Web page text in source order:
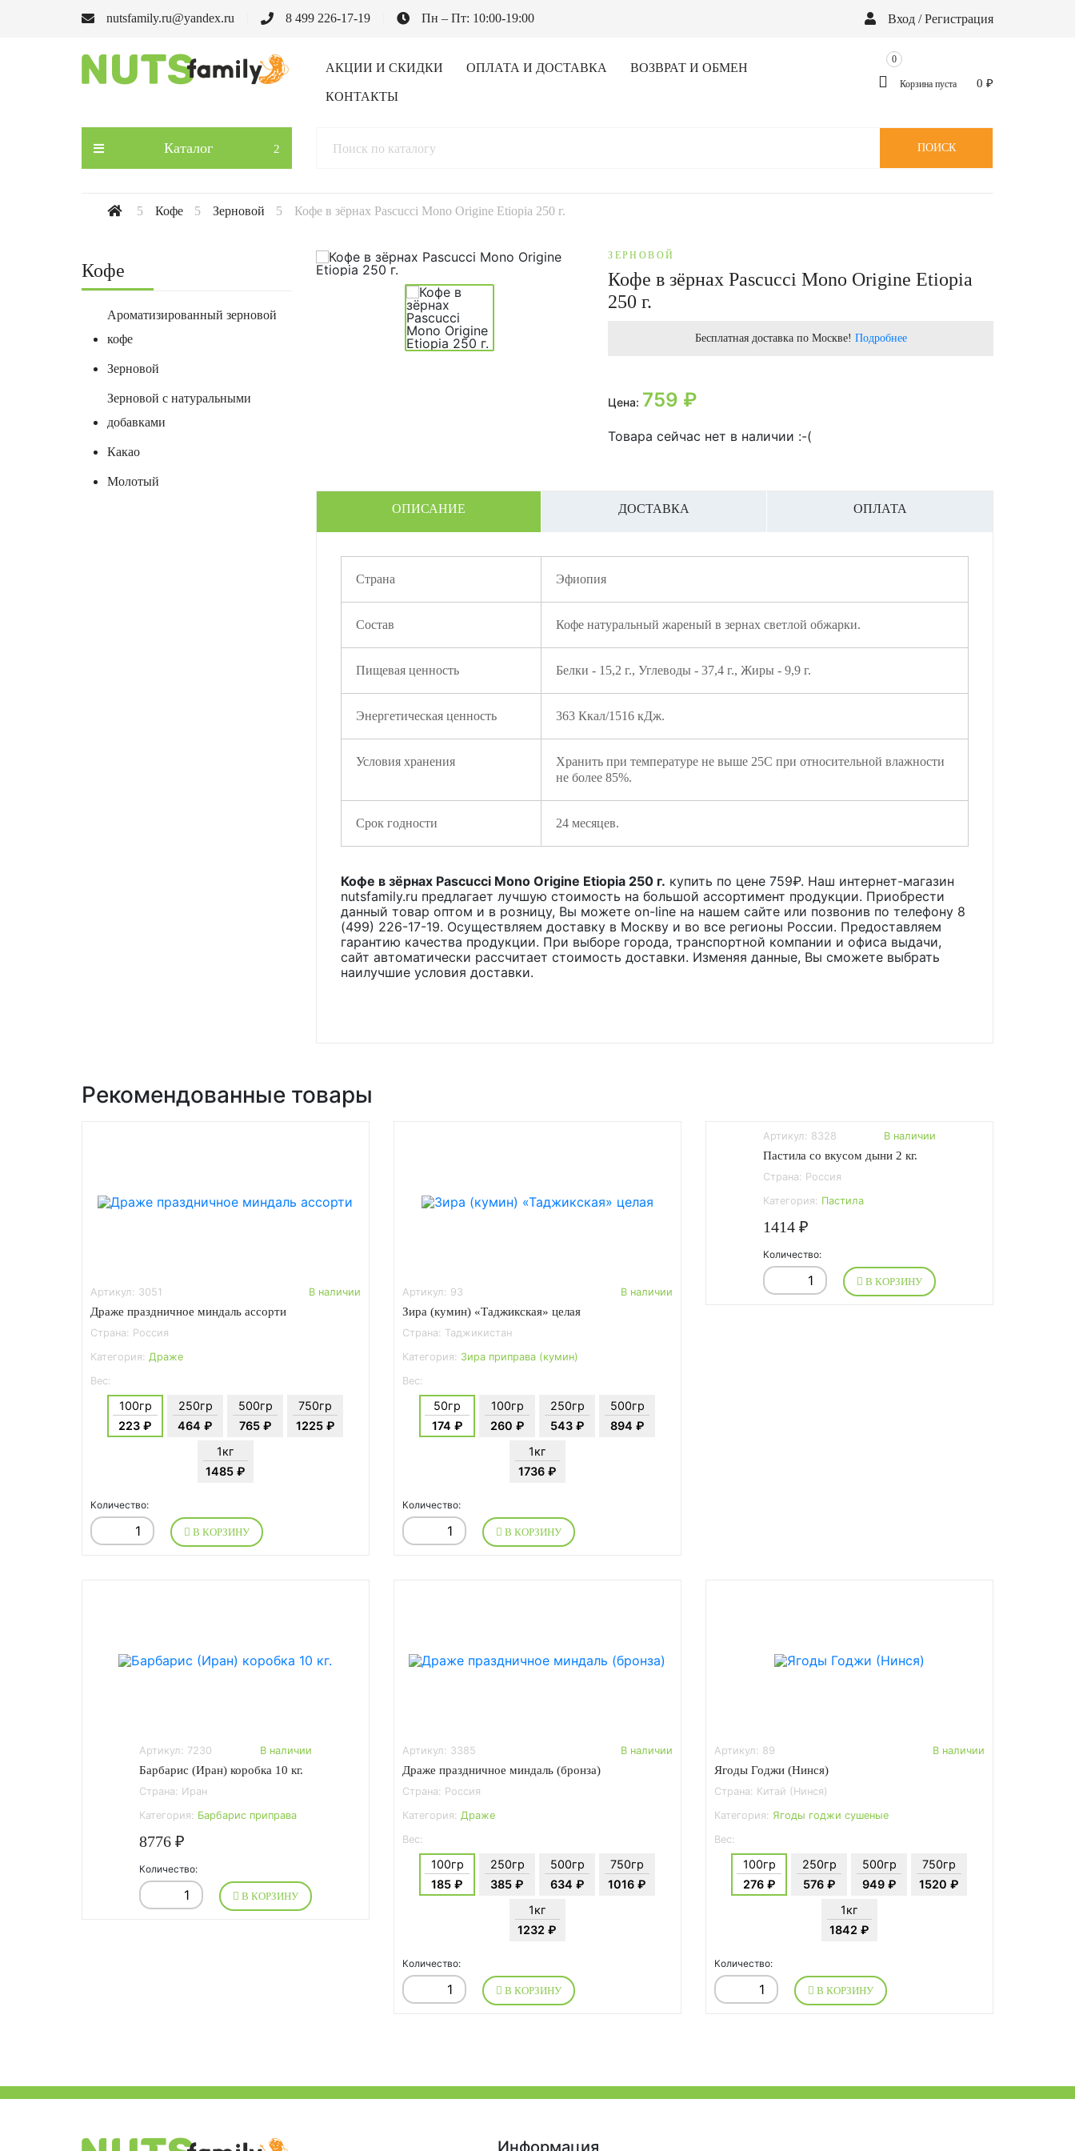
nutsfamily.ru@yandex.ru 8 499 226-17-19 Пн – Пт: 10:00-19:00 Вход / Регистрация
АКЦИИ И СКИДКИ ОПЛАТА И ДОСТАВКА ВОЗВРАТ И ОБМЕН
КОНТАКТЫ
Корзина пуста
0
0 ₽
Каталог ПОИСК
Кофе Зерновой Кофе в зёрнах Pascucci Mono Origine Etiopia 250 г.
Кофе
Ароматизированный зерновой
кофе
Зерновой
Зерновой с натуральными
добавками
Какао
Молотый
ЗЕРНОВОЙ
Кофе в зёрнах Pascucci Mono Origine Etiopia
250 г.
Бесплатная доставка по Москве! Подробнее
Цена: 759 ₽
Товара сейчас нет в наличии :-(
ОПИСАНИЕ ДОСТАВКА ОПЛАТА
Страна Эфиопия
Состав Кофе натуральный жареный в зернах светлой обжарки.
Пищевая ценность Белки - 15,2 г., Углеводы - 37,4 г., Жиры - 9,9 г.
Энергетическая ценность 363 Ккал/1516 кДж.
Условия хранения
Хранить при температуре не выше 25С при относительной влажности
не более 85%.
Срок годности 24 месяцев.
Кофе в зёрнах Pascucci Mono Origine Etiopia 250 г. купить по цене 759₽. Наш интернет-магазин
nutsfamily.ru предлагает лучшую стоимость на большой ассортимент продукции. Приобрести
данный товар оптом и в розницу, Вы можете on-line на нашем сайте или позвонив по телефону 8
(499) 226-17-19. Осуществляем доставку в Москву и во все регионы России. Предоставляем
гарантию качества продукции. При выборе города, транспортной компании и офиса выдачи,
сайт автоматически рассчитает стоимость доставки. Изменяя данные, Вы сможете выбрать
наилучшие условия доставки.
Рекомендованные товары
Артикул: 3051 В наличии
Драже праздничное миндаль ассорти
Страна: Россия
Категория: Драже
Вес:
100гр
223 ₽
250гр
464 ₽
500гр
765 ₽
750гр
1225 ₽
1кг
1485 ₽
Количество:
В КОРЗИНУ
Артикул: 93 В наличии
Зира (кумин) «Таджикская» целая
Страна: Таджикистан
Категория: Зира приправа (кумин)
Вес:
50гр
174 ₽
100гр
260 ₽
250гр
543 ₽
500гр
894 ₽
1кг
1736 ₽
Количество:
В КОРЗИНУ
Артикул: 8328 В наличии
Пастила со вкусом дыни 2 кг.
Страна: Россия
Категория: Пастила
1414 ₽
Количество:
В КОРЗИНУ
Артикул: 7230 В наличии
Барбарис (Иран) коробка 10 кг.
Страна: Иран
Категория: Барбарис приправа
8776 ₽
Количество:
В КОРЗИНУ
Артикул: 3385 В наличии
Драже праздничное миндаль (бронза)
Страна: Россия
Категория: Драже
Вес:
100гр
185 ₽
250гр
385 ₽
500гр
634 ₽
750гр
1016 ₽
1кг
1232 ₽
Количество:
В КОРЗИНУ
Артикул: 89 В наличии
Ягоды Годжи (Нинся)
Страна: Китай (Нинся)
Категория: Ягоды годжи сушеные
Вес:
100гр
276 ₽
250гр
576 ₽
500гр
949 ₽
750гр
1520 ₽
1кг
1842 ₽
Количество:
В КОРЗИНУ
Информация